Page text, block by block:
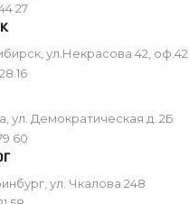
27
ул.Некрасова 42, оф.42
16
ул. Демократическая д. 2Б
60
ул. Чкалова 248